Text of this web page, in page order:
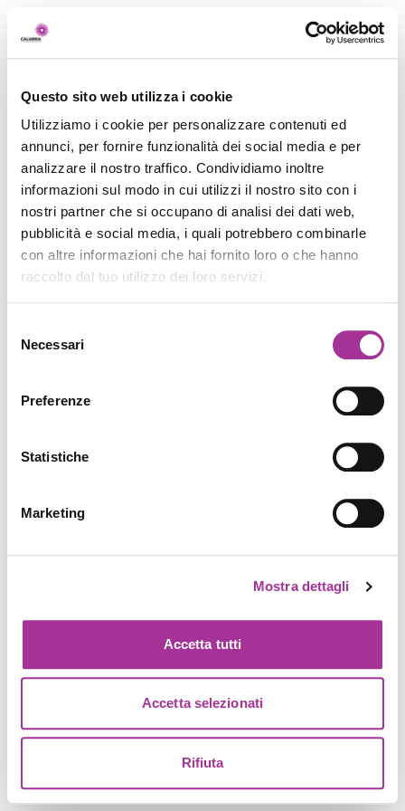
Questo sito web utilizza i cookie
Utilizziamo i cookie per personalizzare contenuti ed
annunci, per fornire funzionalità dei social media e per
analizzare il nostro traffico. Condividiamo inoltre
informazioni sul modo in cui utilizzi il nostro sito con i
nostri partner che si occupano di analisi dei dati web,
pubblicità e social media, i quali potrebbero combinarle
con altre informazioni che hai fornito loro o che hanno
raccolto dal tuo utilizzo dei loro servizi.
delNecessari
Preferenze
Statistiche
Marketing
Mostra dettagli
Accetta tutti
Accetta selezionati
Rifiuta